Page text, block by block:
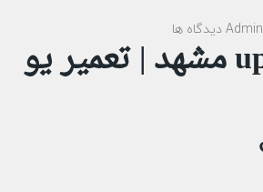
Admin
تعمیرات ups مشهد | تعمیر یو